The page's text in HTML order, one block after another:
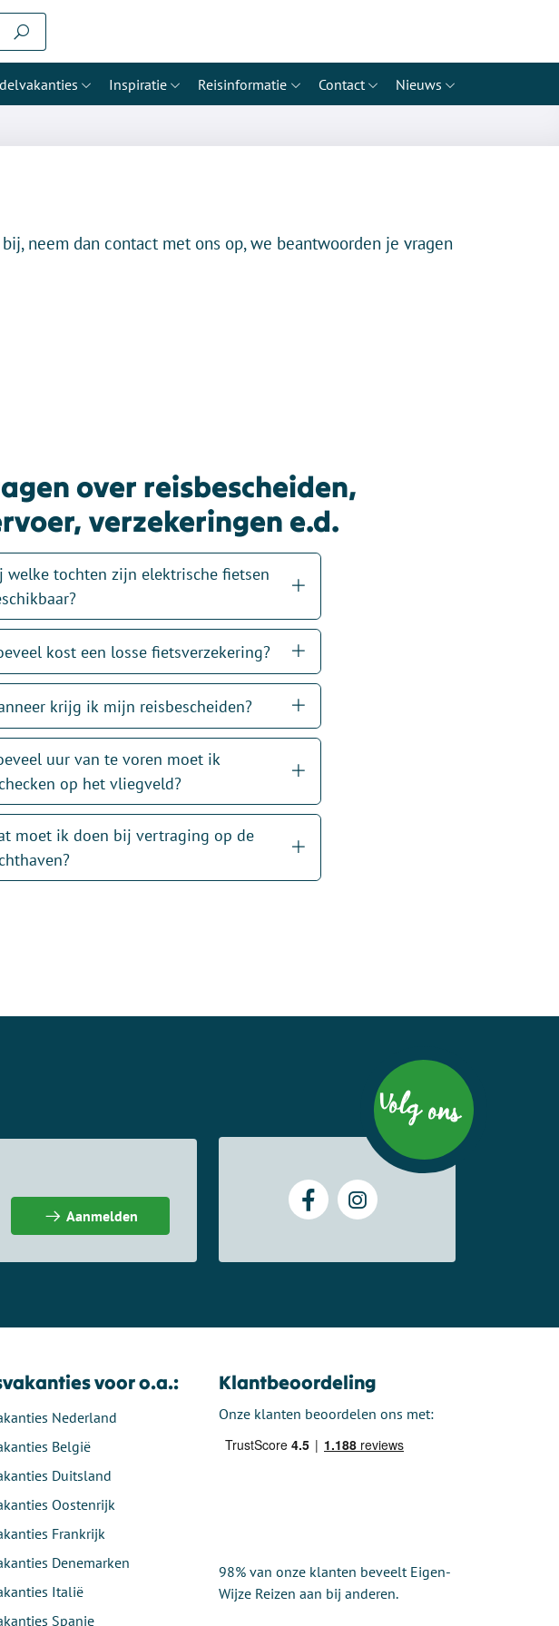
Inspiratie Reisinformatie Contact Nieuws
neem dan contact met ons op, we beantwoorden je vragen
over reisbescheiden,
verzekeringen e.d.
welke tochten zijn elektrische fietsen
kost een losse fietsverzekering?
krijg ik mijn reisbescheiden?
uur van te voren moet ik
op het vliegveld?
moet ik doen bij vertraging op de
Aanmelden
Volg ons
voor o.a.:
Nederland
België
Duitsland
Oostenrijk
Frankrijk
Denemarken
Italië
Spanje
Klantbeoordeling
Onze klanten beoordelen ons met:
98% van onze klanten beveelt Eigen-
Wijze Reizen aan bij anderen.